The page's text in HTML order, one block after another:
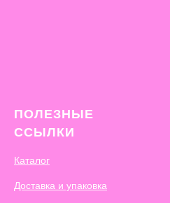
ПОЛЕЗНЫЕ
ССЫЛКИ
Каталог
Доставка и упаковка